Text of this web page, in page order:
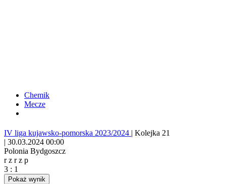
Chemik
Mecze
IV liga kujawsko-pomorska 2023/2024 | Kolejka 21
| 30.03.2024 00:00
Polonia Bydgoszcz
rz rz p
3 : 1
Pokaż wynik